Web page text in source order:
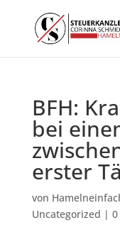
BFH:
bei
erster
von
Uncategorized |